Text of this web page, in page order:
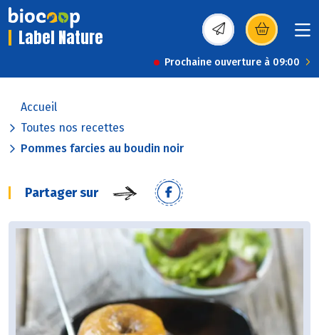
Label Nature (s’ouvre dans une
Prochaine ouverture à 09:00
Accueil
Toutes nos recettes
Pommes farcies au boudin noir
Partager sur